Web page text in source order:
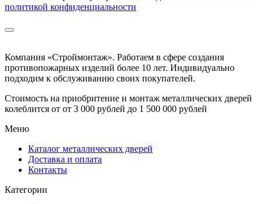
политикой конфиденциальности
Компания «Строймонтаж». Работаем в сфере создания
противопожарных изделий более 10 лет. Индивидуально
подходим к обслуживанию своих покупателей.
Стоимость на приобритение и монтаж металлических дверей
колеблится от от 3 000 рублей до 1 500 000 рублей
Меню
Каталог металлических дверей
Доставка и оплата
Контакты
Категории